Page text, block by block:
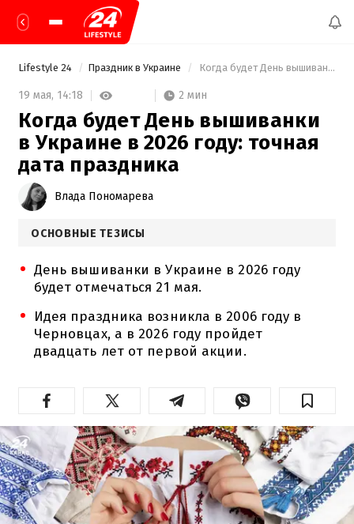
Lifestyle 24 Праздник в Украине Когда будет День вышиванки в Украине в 2026 году: точная дата праздника
19 мая, 14:18 2 мин
Когда будет День вышиванки
в Украине в 2026 году: точная
дата праздника
Влада Пономарева
ОСНОВНЫЕ ТЕЗИСЫ
День вышиванки в Украине в 2026 году
будет отмечаться 21 мая.
Идея праздника возникла в 2006 году в
Черновцах, а в 2026 году пройдет
двадцать лет от первой акции.